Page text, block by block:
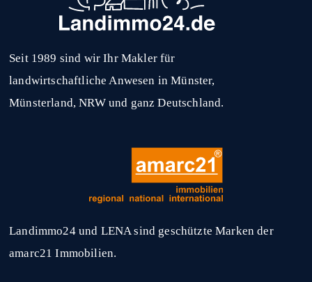
Seit 1989 sind wir Ihr Makler für
landwirtschaftliche Anwesen in Münster,
Münsterland, NRW und ganz Deutschland.
Landimmo24 und LENA sind geschützte Marken der
amarc21 Immobilien.